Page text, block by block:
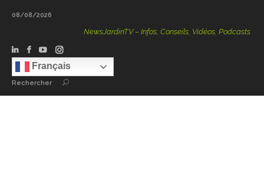
08/08/2026
NewsJardinTV – Infos, Conseils, Vidéos, Podcasts – 100
Français
Rechercher